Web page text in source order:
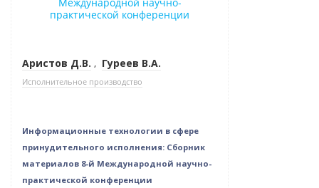
Аристов Д.В. , Гуреев В.А.
Исполнительное производство
Информационные технологии в сфере
принудительного исполнения: Сборник
материалов 8-й Международной научно-
практической конференции